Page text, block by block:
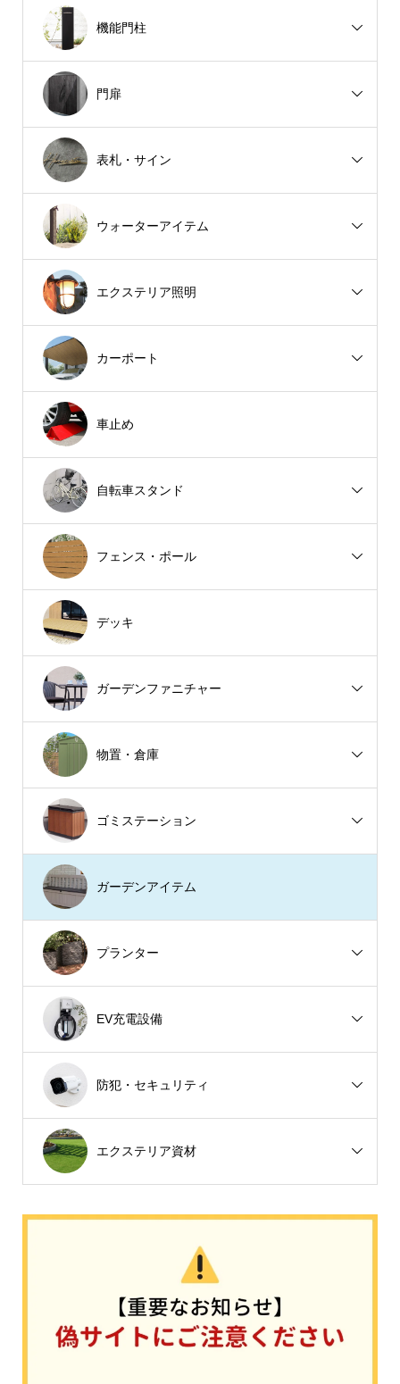
機能門柱
門扉
表札・サイン
ウォーターアイテム
エクステリア照明
カーポート
車止め
自転車スタンド
フェンス・ポール
デッキ
ガーデンファニチャー
物置・倉庫
ゴミステーション
ガーデンアイテム
プランター
EV充電設備
防犯・セキュリティ
エクステリア資材